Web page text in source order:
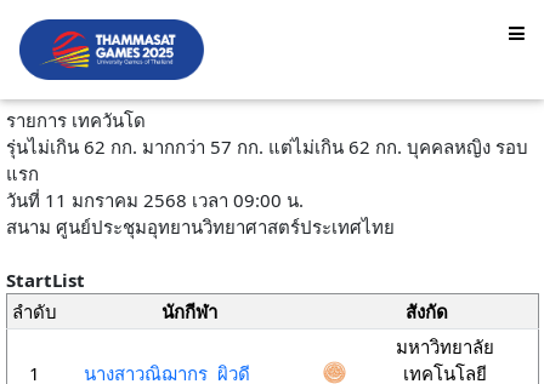
รายการ เทควันโด
รุ่นไม่เกิน 62 กก. มากกว่า 57 กก. แต่ไม่เกิน 62 กก. บุคคลหญิง รอบ
แรก
วันที่ 11 มกราคม 2568 เวลา 09:00 น.
สนาม ศูนย์ประชุมอุทยานวิทยาศาสตร์ประเทศไทย
StartList
ลำดับ
นักกีฬา สังกัด
1 นางสาวณิฌากร ผิวดี
มหาวิทยาลัย
เทคโนโลยี